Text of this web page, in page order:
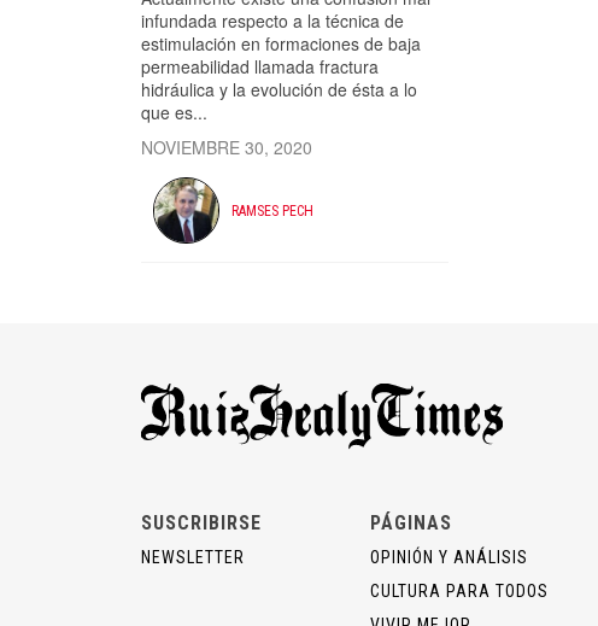
infundada respecto a la técnica de
estimulación en formaciones de baja
permeabilidad llamada fractura
hidráulica y la evolución de ésta a lo
que es...
NOVIEMBRE 30, 2020
RAMSES PECH
SUSCRIBIRSE
NEWSLETTER
PÁGINAS
OPINIÓN Y ANÁLISIS
CULTURA PARA TODOS